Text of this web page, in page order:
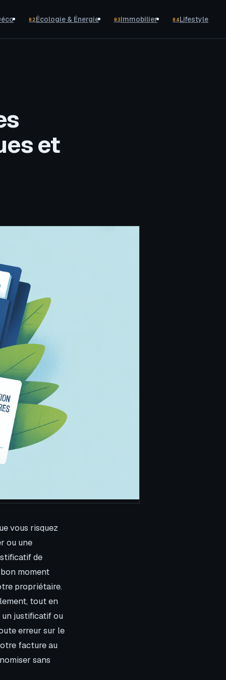
02Écologie & Énergie 03Immobilier 04Lifestyle
et
vous risquez
ou une
de
moment
propriétaire.
tout en
un justificatif ou
erreur sur le
facture au
sans